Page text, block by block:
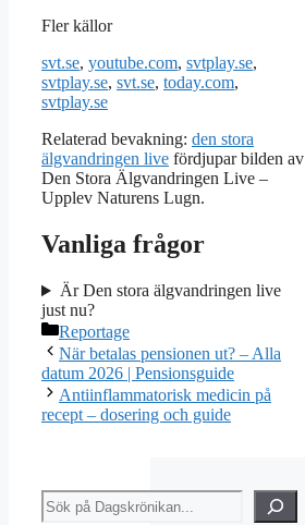
Fler källor
svt.se, youtube.com, svtplay.se,
svtplay.se, svt.se, today.com,
svtplay.se
Relaterad bevakning: den stora
älgvandringen live fördjupar bilden av
Den Stora Älgvandringen Live –
Upplev Naturens Lugn.
Vanliga frågor
Är Den stora älgvandringen live
just nu?
Kategorier
Reportage
När betalas pensionen ut? – Alla
datum 2026 | Pensionsguide
Antiinflammatorisk medicin på
recept – dosering och guide
Sök